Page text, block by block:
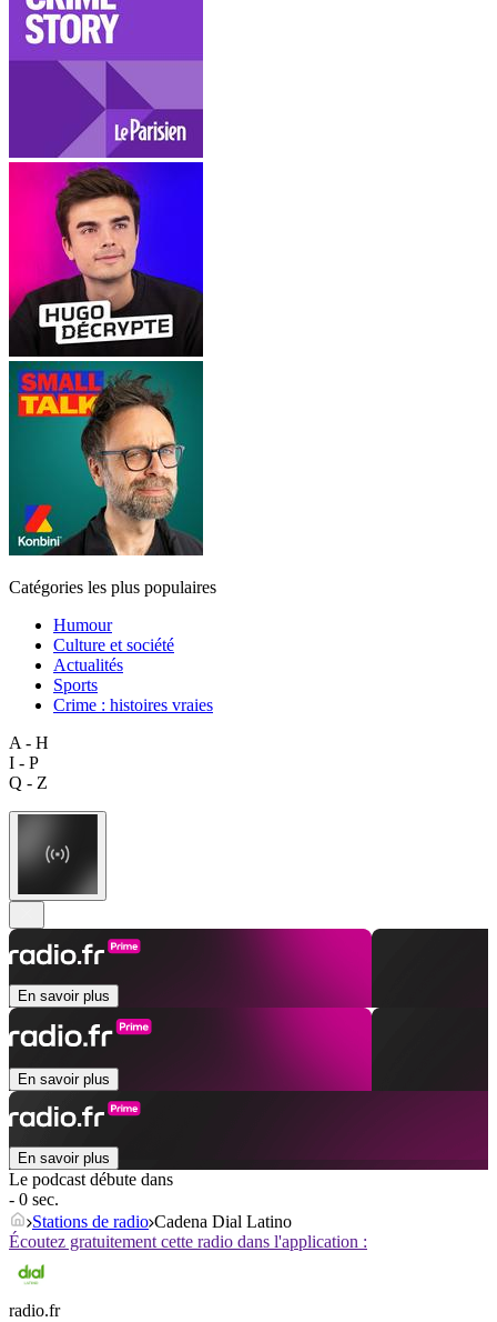
Catégories les plus populaires
Humour
Culture et société
Actualités
Sports
Crime : histoires vraies
A - H
I - P
Q - Z
En savoir plus
En savoir plus
En savoir plus
Le podcast débute dans
- 0 sec.
Stations de radio Cadena Dial Latino
Écoutez gratuitement cette radio dans l'application :
radio.fr